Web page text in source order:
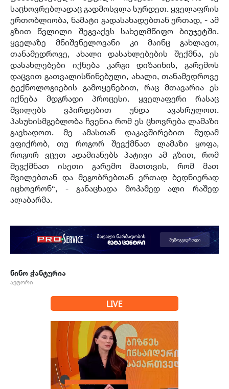
საცხოვრებლადაც გადმოსვლა სურდეთ. ყველაფრის
ერთობლიობა, ნამატი გადასახადებთან ერთად, - ამ
გზით წვლილი შეგვაქვს სახელმწიფო ბიუჯეტში.
ყველაზე მნიშვნელოვანი კი მაინც გახლავთ,
თანამედროვე, ახალი დასახლებების შექმნა, ეს
დასახლებები იქნება კარგი დიზაინის, გარემოს
დაცვით გათვალისწინებული, ახალი, თანამედროვე
ტექნოლოგიების გამოყენებით, რაც მთავარია ეს
იქნება მდგრადი პროცესი. ყველაფერი რასაც
შვილებს ვპირდებით უნდა ავასრულოთ.
პასუხისმგებლობა ჩვენია რომ ეს ცხოვრება ლამაზი
გავხადოთ. მე ამასთან დაკავშირებით მუდამ
ვფიქრობ, თუ როგორ შევქმნათ ლამაზი ყოფა,
როგორ ვცეთ ადამიანებს პატივი ამ გზით, რომ
შევქმნათ ისეთი გარემო მათთვის, რომ მათ
შვილებთან და მეგობრებთან ერთად ბედნიერად
იცხოვრონ“, - განაცხადა მოჰამედ ალი რაშედ
ალაბარმა.
ნინო ჭანტურია
ავტორი
LIVE